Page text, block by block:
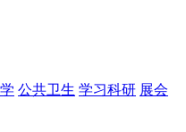
公共卫生 学习科研 展会